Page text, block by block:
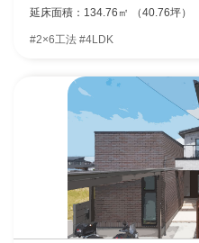
延床面積：134.76㎡ （40.76坪）
#2×6工法 #4LDK